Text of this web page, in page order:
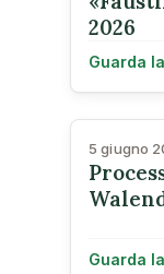
2026
Guarda
5 giugno
Guarda